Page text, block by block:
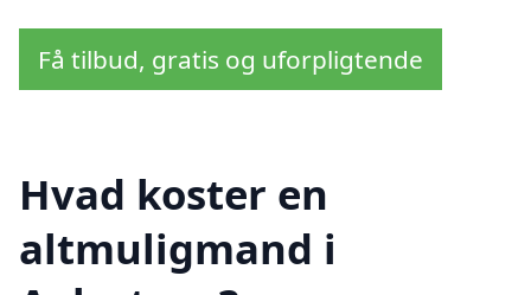
Få tilbud, gratis og uforpligtende
Hvad koster en
altmuligmand i